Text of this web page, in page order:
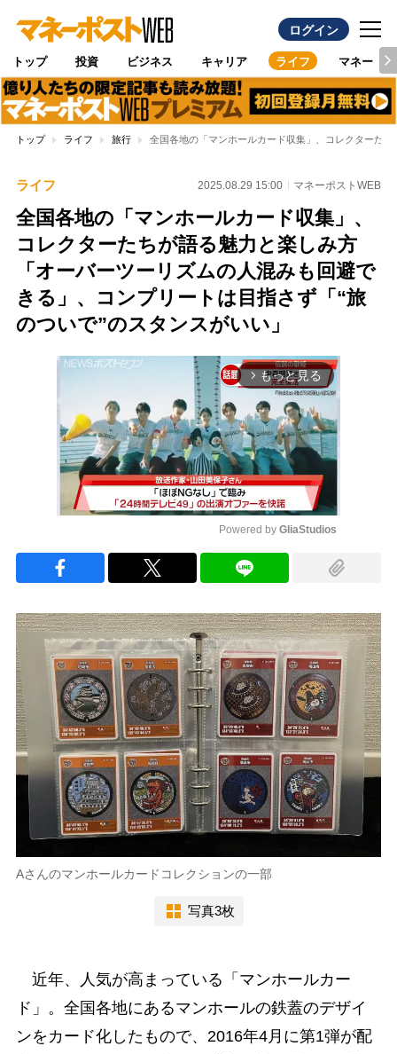
ログイン
トップ 投資 ビジネス キャリア ライフ マネー
トップ ライフ 旅行 全国各地の「マンホールカード収集」、コレクターた
ライフ 2025.08.29 15:00 マネーポストWEB
全国各地の「マンホールカード収集」、
コレクターたちが語る魅力と楽しみ方
「オーバーツーリズムの人混みも回避で
きる」、コンプリートは目指さず「“旅
のついで”のスタンスがいい」
arrow_forward_ios もっと見る
Powered by GliaStudios
Aさんのマンホールカードコレクションの一部
写真3枚
近年、人気が高まっている「マンホールカー
ド」。全国各地にあるマンホールの鉄蓋のデザイ
ンをカード化したもので、2016年4月に第1弾が配